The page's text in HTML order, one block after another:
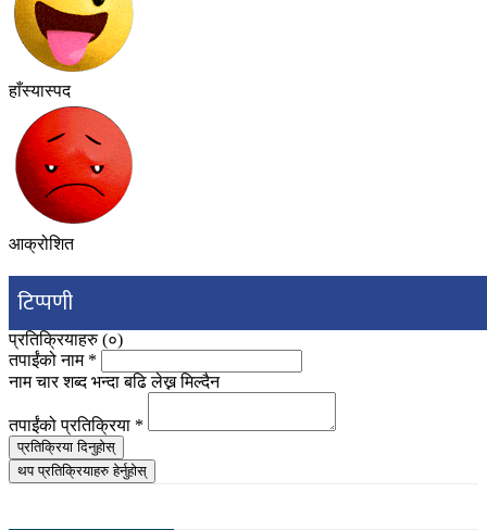
हाँस्यास्पद
आक्रोशित
टिप्पणी
प्रतिक्रियाहरु (०)
तपाईंको नाम *
नाम चार शब्द भन्दा बढि लेख्न मिल्दैन
तपाईंको प्रतिक्रिया *
प्रतिक्रिया दिनुहोस्
थप प्रतिक्रियाहरु हेर्नुहोस्